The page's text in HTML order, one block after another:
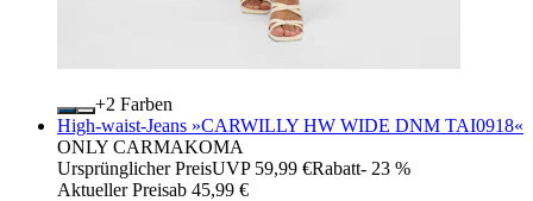
+
Farben
High-waist-Jeans »CARWILLY HW WIDE DNM TAI0918«
ONLY CARMAKOMA
Ursprünglicher PreisUVP 59,99 €Rabatt- 23 %
Aktueller Preisab 45,99 €